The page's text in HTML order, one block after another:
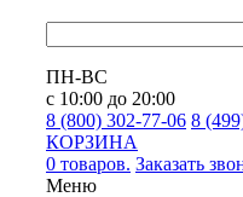
ПН-ВС
с 10:00 до 20:00
8 (800) 302-77-06 8
КОРЗИНА
0 товаров. Заказать
Меню